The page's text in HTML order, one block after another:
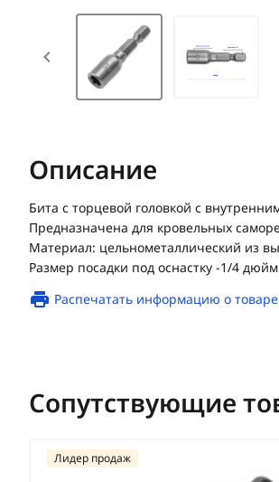
Описание
Бита с торцевой головкой с
Предназначена для кровельных
Материал: цельнометаллический из
Размер посадки под оснастку -1/4 дюйм
Распечатать информацию о товаре
Сопутствующие
Лидер продаж